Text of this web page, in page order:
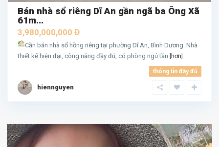
Bán nhà sổ riêng Dĩ An gần ngã ba Ông Xã
61m...
3,980,000,000 Đ
Cần bán nhà sổ hồng riêng tại phường Dĩ An, Bình Dương. Nhà
thiết kế hiện đại, công năng đầy đủ, có phòng ngủ tần [hơn]
thông tin đầy đủ
hiennguyen